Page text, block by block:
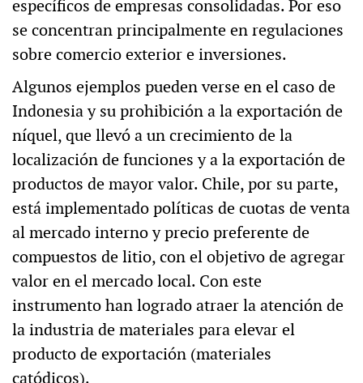
específicos de empresas consolidadas. Por eso
se concentran principalmente en regulaciones
sobre comercio exterior e inversiones.
Algunos ejemplos pueden verse en el caso de
Indonesia y su prohibición a la exportación de
níquel, que llevó a un crecimiento de la
localización de funciones y a la exportación de
productos de mayor valor. Chile, por su parte,
está implementado políticas de cuotas de venta
al mercado interno y precio preferente de
compuestos de litio, con el objetivo de agregar
valor en el mercado local. Con este
instrumento han logrado atraer la atención de
la industria de materiales para elevar el
producto de exportación (materiales
catódicos).